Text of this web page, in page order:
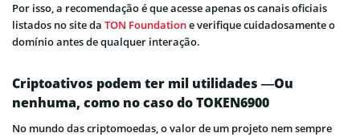
Por isso, a recomendação é que acesse apenas os canais oficiais
listados no site da TON Foundatione verifique cuidadosamente o
domínio antes de qualquer interação.
Criptoativos podem ter mil utilidades —Ou
nenhuma, como no caso do TOKEN6900
No mundo das criptomoedas, o valor de um projeto nem sempre